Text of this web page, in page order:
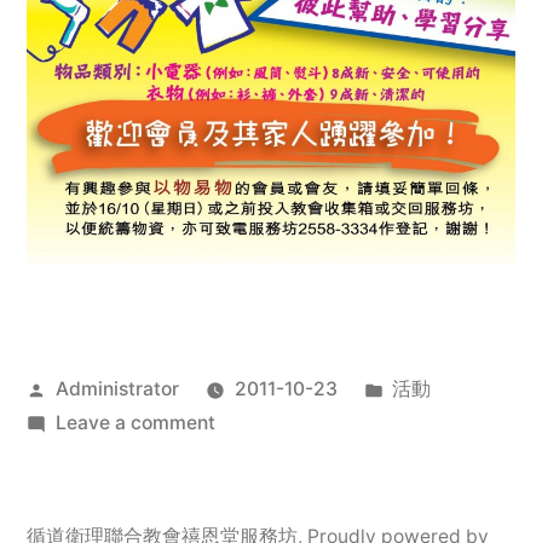
Posted
by
Administrator 2011-10-23
Posted
活動
Leave a commenton
服
循道衛理聯合教會禧恩堂服務坊, Proudly powered by